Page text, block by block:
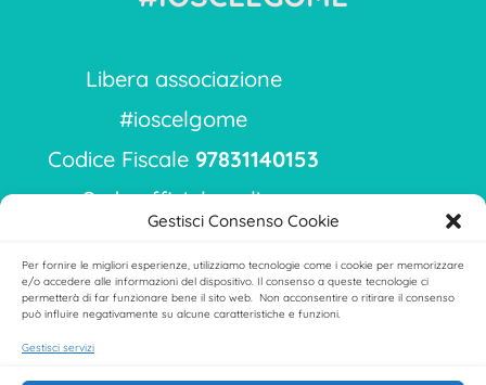
Gestisci Consenso Cookie
Per fornire le migliori esperienze, utilizziamo tecnologie come i cookie per memorizzare
e/o accedere alle informazioni del dispositivo. Il consenso a queste tecnologie ci
permetterà di far funzionare bene il sito web. Non acconsentire o ritirare il consenso
può influire negativamente su alcune caratteristiche e funzioni.
Gestisci servizi
Libera associazione
#ioscelgome
Codice Fiscale 97831140153
Sede ufficiale online
via Ippodromo 9
Milano 20151
ioscelgome.associazione@gmail.com